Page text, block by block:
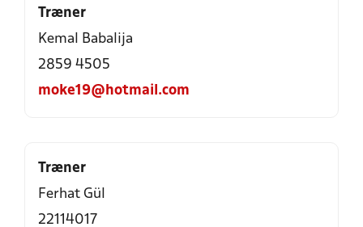
Træner
Kemal Babalija
2859 4505
moke19@hotmail.com
Træner
Ferhat Gül
22114017